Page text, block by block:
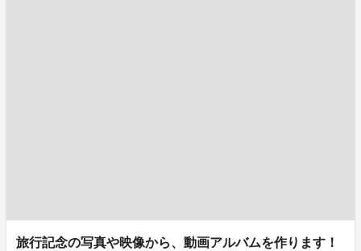
旅行記念の写真や映像から、動画アルバムを作ります！